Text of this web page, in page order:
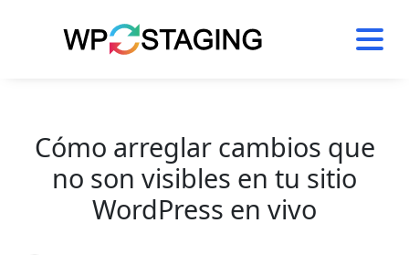
Cómo arreglar cambios que
no son visibles en tu sitio
WordPress en vivo